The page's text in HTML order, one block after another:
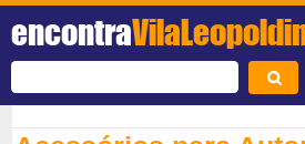
encontra